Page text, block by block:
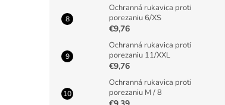
Ochranná rukavica proti
porezaniu 6/XS
€9,76
Ochranná rukavica proti
porezaniu 11/XXL
€9,76
Ochranná rukavica proti
porezaniu M / 8